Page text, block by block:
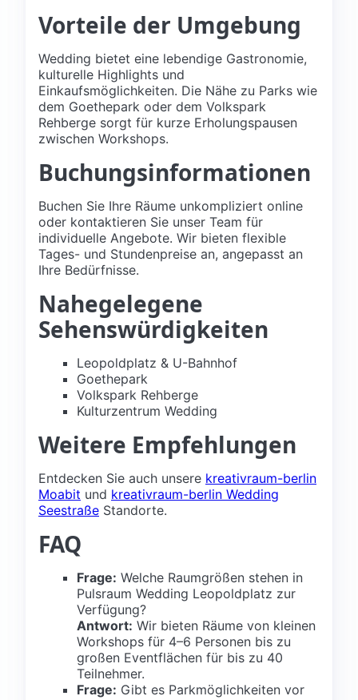
Vorteile der Umgebung
Wedding bietet eine lebendige Gastronomie,
kulturelle Highlights und
Einkaufsmöglichkeiten. Die Nähe zu Parks wie
dem Goethepark oder dem Volkspark
Rehberge sorgt für kurze Erholungspausen
zwischen Workshops.
Buchungsinformationen
Buchen Sie Ihre Räume unkompliziert online
oder kontaktieren Sie unser Team für
individuelle Angebote. Wir bieten flexible
Tages- und Stundenpreise an, angepasst an
Ihre Bedürfnisse.
Nahegelegene
Sehenswürdigkeiten
Leopoldplatz & U-Bahnhof
Goethepark
Volkspark Rehberge
Kulturzentrum Wedding
Weitere Empfehlungen
Entdecken Sie auch unsere kreativraum-berlin
Moabit und kreativraum-berlin Wedding
Seestraße Standorte.
FAQ
Frage: Welche Raumgrößen stehen in
Pulsraum Wedding Leopoldplatz zur
Verfügung?
Antwort: Wir bieten Räume von kleinen
Workshops für 4–6 Personen bis zu
großen Eventflächen für bis zu 40
Teilnehmer.
Frage: Gibt es Parkmöglichkeiten vor